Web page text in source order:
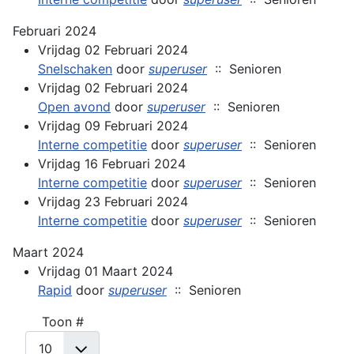
Februari 2024
Vrijdag 02 Februari 2024
Snelschaken door superuser:: Senioren
Vrijdag 02 Februari 2024
Open avond door superuser:: Senioren
Vrijdag 09 Februari 2024
Interne competitie door superuser:: Senioren
Vrijdag 16 Februari 2024
Interne competitie door superuser:: Senioren
Vrijdag 23 Februari 2024
Interne competitie door superuser:: Senioren
Maart 2024
Vrijdag 01 Maart 2024
Rapid door superuser:: Senioren
Pagination List Limit
Toon #